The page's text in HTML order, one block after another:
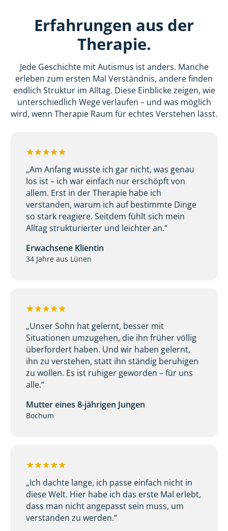
Erfahrungen aus der
Therapie.
Jede Geschichte mit Autismus ist anders. Manche
erleben zum ersten Mal Verständnis, andere finden
endlich Struktur im Alltag. Diese Einblicke zeigen, wie
unterschiedlich Wege verlaufen – und was möglich
wird, wenn Therapie Raum für echtes Verstehen lässt.
„Am Anfang wusste ich gar nicht, was genau
los ist – ich war einfach nur erschöpft von
allem. Erst in der Therapie habe ich
verstanden, warum ich auf bestimmte Dinge
so stark reagiere. Seitdem fühlt sich mein
Alltag strukturierter und leichter an.“
Erwachsene Klientin
34 Jahre aus Lünen
„Unser Sohn hat gelernt, besser mit
Situationen umzugehen, die ihn früher völlig
überfordert haben. Und wir haben gelernt,
ihn zu verstehen, statt ihn ständig beruhigen
zu wollen. Es ist ruhiger geworden – für uns
alle.“
Mutter eines 8-jährigen Jungen
Bochum
„Ich dachte lange, ich passe einfach nicht in
diese Welt. Hier habe ich das erste Mal erlebt,
dass man nicht angepasst sein muss, um
verstanden zu werden.“